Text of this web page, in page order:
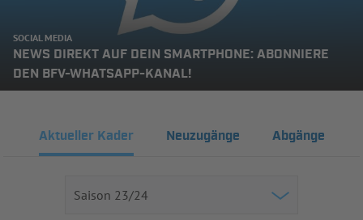
SOCIAL MEDIA
NEWS DIREKT AUF DEIN SMARTPHONE: ABONNIERE
DEN BFV-WHATSAPP-KANAL!
Aktueller Kader Neuzugänge Abgänge